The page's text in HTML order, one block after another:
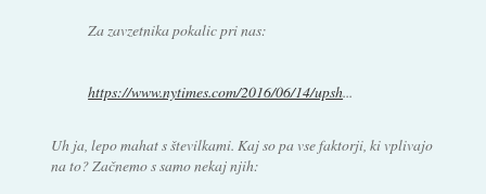
Za zavzetnika pokalic pri nas:
https://www.nytimes.com/2016/06/14/upsh...
Uh ja, lepo mahat s številkami. Kaj so pa vse faktorji, ki vplivajo
na to? Začnemo s samo nekaj njih: